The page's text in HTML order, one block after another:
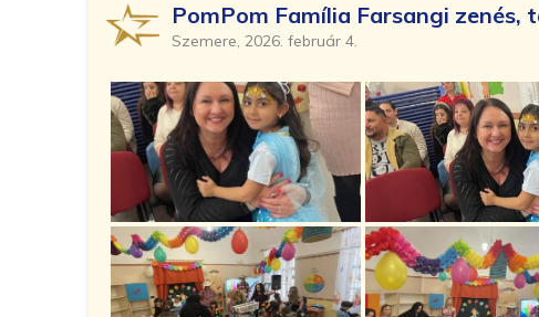
PomPom Família Farsangi zenés,
Szemere, 2026. február 4.